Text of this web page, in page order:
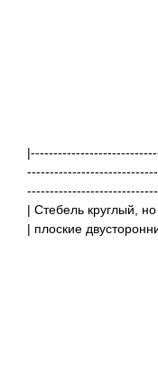
| Стебель круглый, но
| плоские